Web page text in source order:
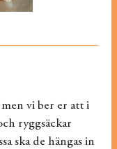
vi ber er att i
ryggsäckar
ska de hängas in